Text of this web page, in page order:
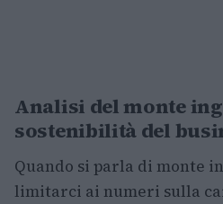
Analisi del monte
sostenibilità del
Quando si parla di monte
limitarci ai numeri sulla